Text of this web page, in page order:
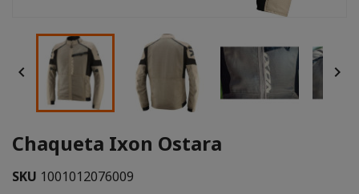
 
Chaqueta Ixon Ostara
SKU 1001012076009